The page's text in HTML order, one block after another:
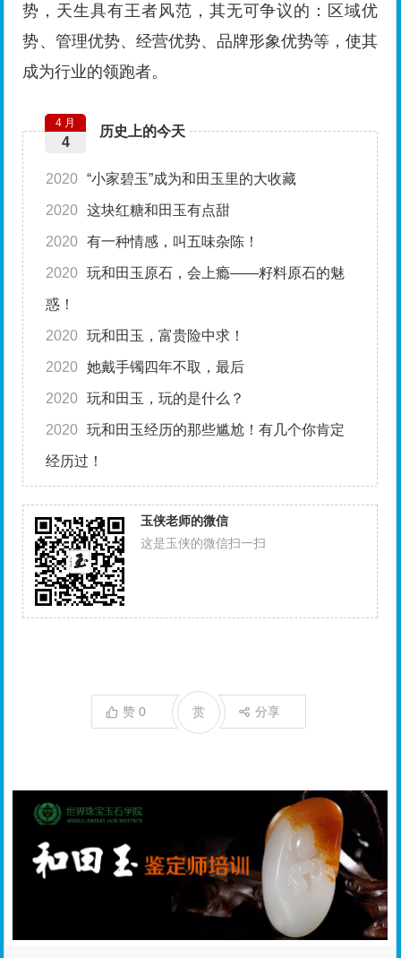
势，天生具有王者风范，其无可争议的：区域优
势、管理优势、经营优势、品牌形象优势等，使其
成为行业的领跑者。
历史上的今天
4 月
4
2020 “小家碧玉”成为和田玉里的大收藏
2020 这块红糖和田玉有点甜
2020 有一种情感，叫五味杂陈！
2020 玩和田玉原石，会上瘾——籽料原石的魅
惑！
2020 玩和田玉，富贵险中求！
2020 她戴手镯四年不取，最后
2020 玩和田玉，玩的是什么？
2020 玩和田玉经历的那些尴尬！有几个你肯定
经历过！
玉侠老师的微信
这是玉侠的微信扫一扫
赞0 分享
赏